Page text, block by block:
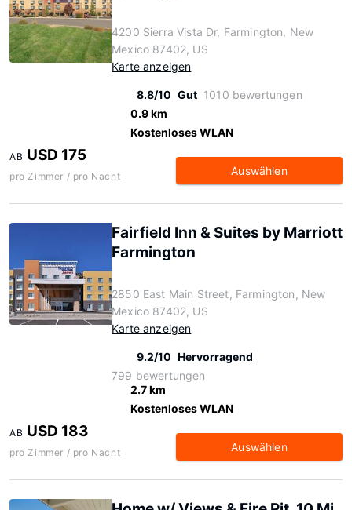
4200 Sierra Vista Dr, Farmington, New
Mexico 87402, US
Karte anzeigen
8.8/10 Gut 1010 bewertungen
0.9 km
Kostenloses WLAN
AB USD 175
pro Zimmer / pro Nacht Auswählen
Fairfield Inn & Suites by Marriott
Farmington
2850 East Main Street, Farmington, New
Mexico 87402, US
Karte anzeigen
9.2/10 Hervorragend
799 bewertungen
2.7 km
Kostenloses WLAN
AB USD 183
pro Zimmer / pro Nacht Auswählen